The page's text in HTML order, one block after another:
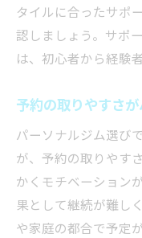
タイルに合ったサポ
認しましょう。サポ
は、初心者から経験
予約の取りやすさ
パーソナルジム選び
が、予約の取りやす
かくモチベーション
果として継続が難し
や家庭の都合で予定